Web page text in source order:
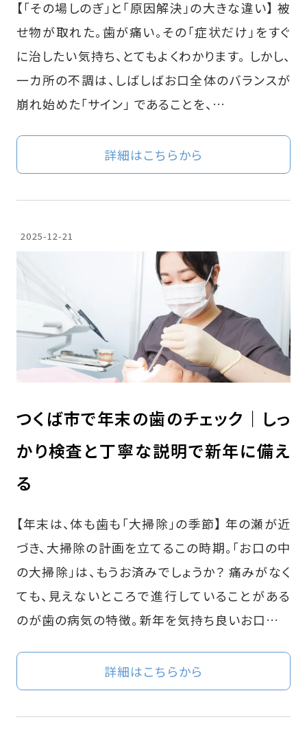
【「その場しのぎ」と「原因解決」の大きな違い】 被
せ物が取れた。歯が痛い。その「症状だけ」をすぐ
に治したい気持ち、とてもよくわかります。 しかし、
一カ所の不調は、しばしばお口全体のバランスが
崩れ始めた「サイン」 であることを、…
詳細はこちらから
2025-12-21
つくば市で年末の歯のチェック｜しっ
かり検査と丁寧な説明で新年に備え
る
【年末は、体も歯も「大掃除」の季節】 年の瀬が近
づき、大掃除の計画を立てるこの時期。「お口の中
の大掃除」は、もうお済みでしょうか？ 痛みがなく
ても、見えないところで進行していることがある
のが歯の病気の特徴。新年を気持ち良いお口…
詳細はこちらから